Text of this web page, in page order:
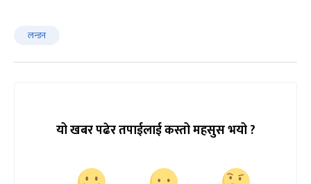
लन्डन
यो खबर पढेर तपाईलाई कस्तो महसुस भयो ?